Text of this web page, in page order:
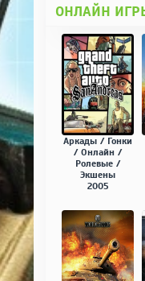
ОНЛАЙН
Аркады / Гонки
/ Онлайн /
Ролевые /
Экшены
2005